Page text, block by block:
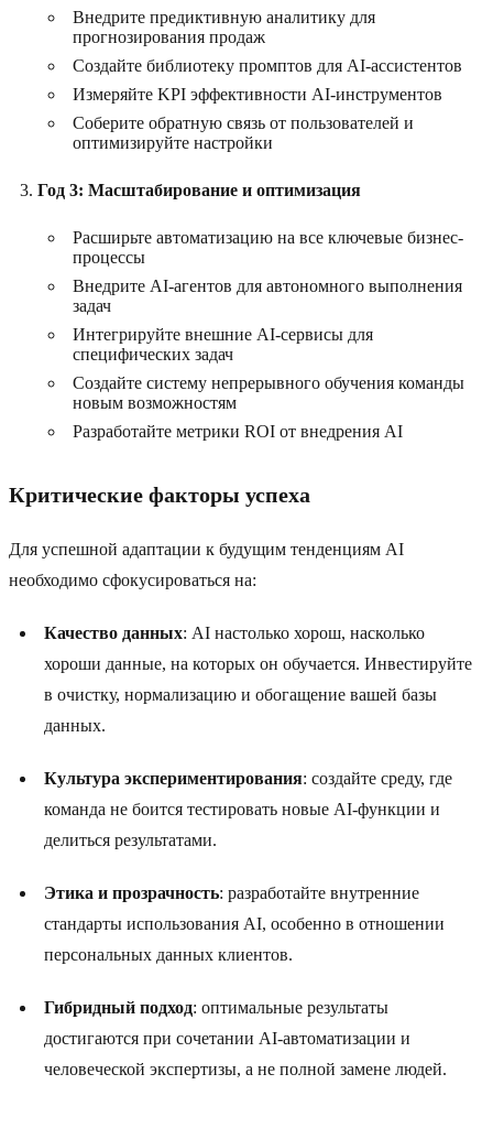
Внедрите предиктивную аналитику для
прогнозирования продаж
Создайте библиотеку промптов для AI-ассистентов
Измеряйте KPI эффективности AI-инструментов
Соберите обратную связь от пользователей и
оптимизируйте настройки
Год 3: Масштабирование и оптимизация
Расширьте автоматизацию на все ключевые бизнес-
процессы
Внедрите AI-агентов для автономного выполнения
задач
Интегрируйте внешние AI-сервисы для
специфических задач
Создайте систему непрерывного обучения команды
новым возможностям
Разработайте метрики ROI от внедрения AI
Критические факторы успеха
Для успешной адаптации к будущим тенденциям AI
необходимо сфокусироваться на:
Качество данных: AI настолько хорош, насколько
хороши данные, на которых он обучается. Инвестируйте
в очистку, нормализацию и обогащение вашей базы
данных.
Культура экспериментирования: создайте среду, где
команда не боится тестировать новые AI-функции и
делиться результатами.
Этика и прозрачность: разработайте внутренние
стандарты использования AI, особенно в отношении
персональных данных клиентов.
Гибридный подход: оптимальные результаты
достигаются при сочетании AI-автоматизации и
человеческой экспертизы, а не полной замене людей.